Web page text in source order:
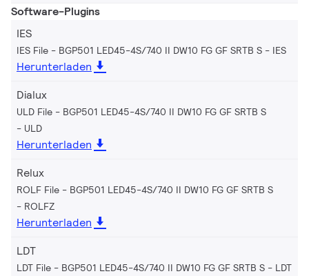
Software-Plugins
IES
IES File - BGP501 LED45-4S/740 II DW10 FG GF SRTB S IES
Herunterladen
Dialux
ULD File - BGP501 LED45-4S/740 II DW10 FG GF SRTB S
ULD
Herunterladen
Relux
ROLF File - BGP501 LED45-4S/740 II DW10 FG GF SRTB S
ROLFZ
Herunterladen
LDT
LDT File - BGP501 LED45-4S/740 II DW10 FG GF SRTB S LDT